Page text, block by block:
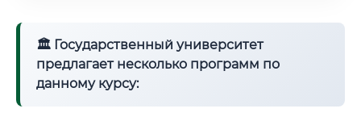
🏛 Государственный университет
предлагает несколько программ по
данному курсу: